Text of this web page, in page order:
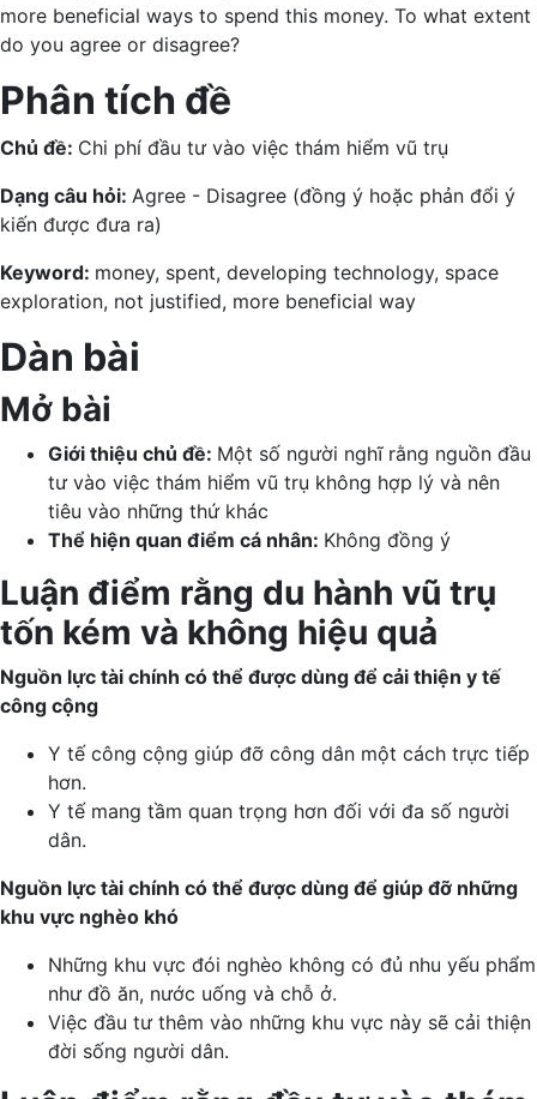
more beneficial ways to spend this money. To what extent
do you agree or disagree?
Phân tích đề
Chủ đề: Chi phí đầu tư vào việc thám hiểm vũ trụ
Dạng câu hỏi: Agree - Disagree (đồng ý hoặc phản đổi ý
kiến được đưa ra)
Keyword: money, spent, developing technology, space
exploration, not justified, more beneficial way
Dàn bài
Mở bài
Giới thiệu chủ đề: Một số người nghĩ rằng nguồn đầu
tư vào việc thám hiểm vũ trụ không hợp lý và nên
tiêu vào những thứ khác
Thể hiện quan điểm cá nhân: Không đồng ý
Luận điểm rằng du hành vũ trụ
tốn kém và không hiệu quả
Nguồn lực tài chính có thể được dùng để cải thiện y tế
công cộng
Y tế công cộng giúp đỡ công dân một cách trực tiếp
hơn.
Y tế mang tầm quan trọng hơn đối với đa số người
dân.
Nguồn lực tài chính có thể được dùng để giúp đỡ những
khu vực nghèo khó
Những khu vực đói nghèo không có đủ nhu yếu phẩm
như đồ ăn, nước uống và chỗ ở.
Việc đầu tư thêm vào những khu vực này sẽ cải thiện
đời sống người dân.